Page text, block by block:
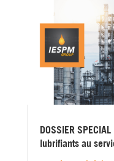
DOSSIER
lubrifiants au